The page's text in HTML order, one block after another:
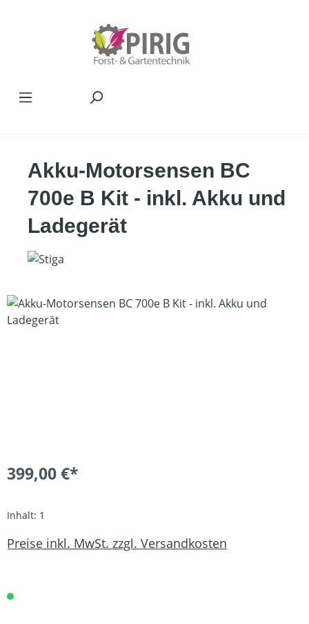
Akku-Motorsensen BC
700e B Kit - inkl. Akku und
Ladegerät
Bildergalerie überspringen
399,00 €*
Inhalt: 1
Preise inkl. MwSt. zzgl. Versandkosten